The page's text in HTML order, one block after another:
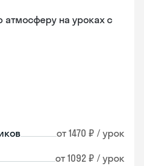
атмосферу на уроках с
от 1470 ₽ / урок
от 1092 ₽ / урок